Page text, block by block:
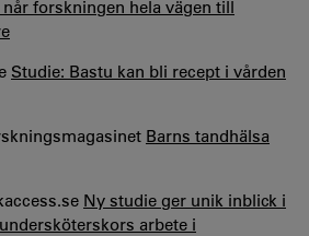
når forskningen hela vägen till
Studie: Bastu kan bli recept i vården
Barns tandhälsa
Ny studie ger unik inblick i
arbete i